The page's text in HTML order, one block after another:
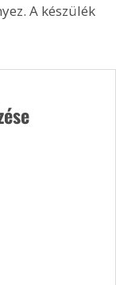
A készülék